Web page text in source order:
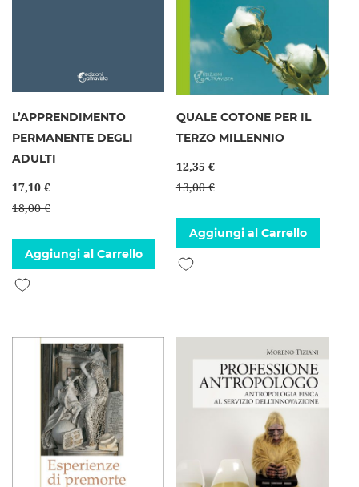
L’APPRENDIMENTO
PERMANENTE DEGLI
ADULTI
17,10 €
18,00 €
Aggiungi al Carrello
Aggiungi alla lista desideri
QUALE COTONE PER IL
TERZO MILLENNIO
12,35 €
13,00 €
Aggiungi al Carrello
Aggiungi alla lista desideri